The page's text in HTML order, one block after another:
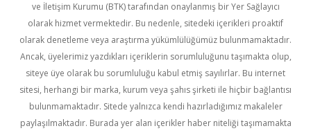
ve İletişim Kurumu (BTK) tarafından onaylanmış bir Yer Sağlayıcı
olarak hizmet vermektedir. Bu nedenle, sitedeki içerikleri proaktif
olarak denetleme veya araştırma yükümlülüğümüz bulunmamaktadır.
Ancak, üyelerimiz yazdıkları içeriklerin sorumluluğunu taşımakta olup,
siteye üye olarak bu sorumluluğu kabul etmiş sayılırlar. Bu internet
sitesi, herhangi bir marka, kurum veya şahıs şirketi ile hiçbir bağlantısı
bulunmamaktadır. Sitede yalnızca kendi hazırladığımız makaleler
paylaşılmaktadır. Burada yer alan içerikler haber niteliği taşımamakta